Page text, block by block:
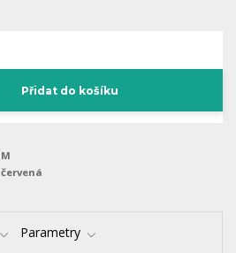
Přidat do košíku
M
červená
Parametry